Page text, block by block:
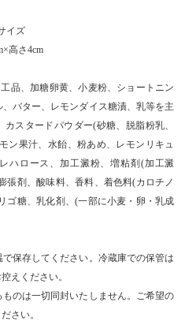
イズ
高さ4cm
品、加糖卵黄、小麦粉、ショートニン
バター、レモンダイス糖漬、乳等を主
スタードパウダー(砂糖、脱脂粉乳、
ン果汁、水飴、粉あめ、レモンリキュ
ハロース、加工澱粉、増粘剤(加工澱
張剤、酸味料、香料、着色料(カロチノ
ゴ糖、乳化剤、(一部に小麦・卵・乳成
保存してください。冷蔵庫での保管は
えください。
のは一切同封いたしません。ご希望の
さい。